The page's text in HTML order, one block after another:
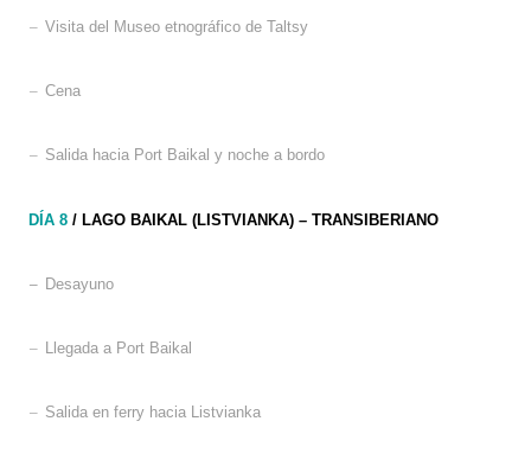
– Visita del Museo etnográfico de Taltsy
– Cena
– Salida hacia Port Baikal y noche a bordo
DÍA 8 / LAGO BAIKAL (LISTVIANKA) – TRANSIBERIANO
– Desayuno
– Llegada a Port Baikal
– Salida en ferry hacia Listvianka